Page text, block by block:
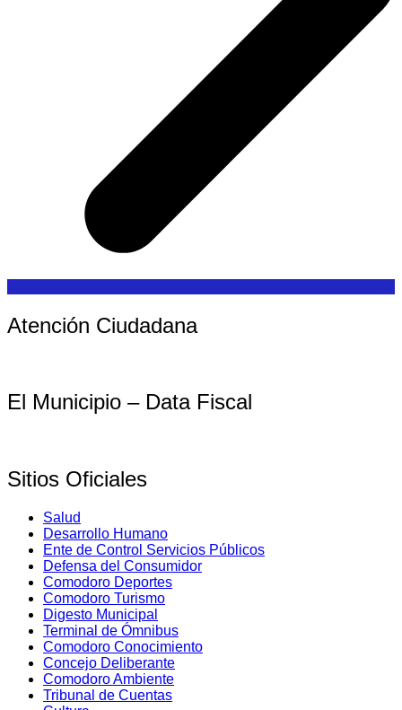
Atención Ciudadana
El Municipio – Data Fiscal
Sitios Oficiales
Salud
Desarrollo Humano
Ente de Control Servicios Públicos
Defensa del Consumidor
Comodoro Deportes
Comodoro Turismo
Digesto Municipal
Terminal de Ómnibus
Comodoro Conocimiento
Concejo Deliberante
Comodoro Ambiente
Tribunal de Cuentas